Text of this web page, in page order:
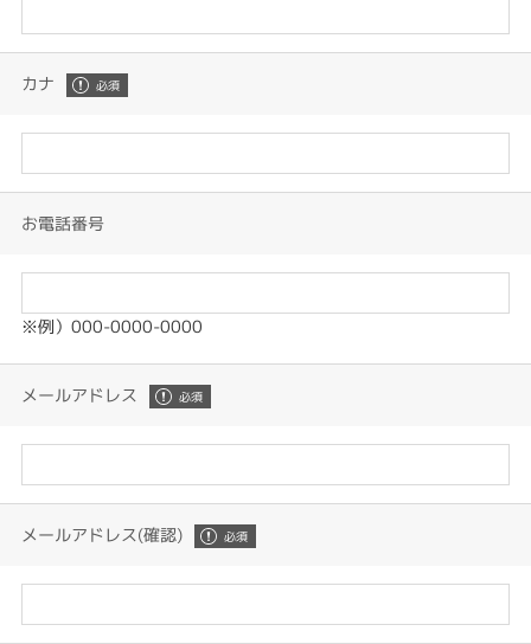
カナ
お電話番号
※例）000-0000-0000
メールアドレス
メールアドレス(確認)